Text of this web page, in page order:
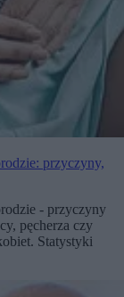
przyczyny,
- przyczyny
pęcherza czy
Statystyki